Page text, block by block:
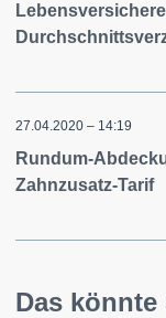
27.04.2020 – 14:19
Rundum-
Zahnzusatz-Tarif
Das könnte